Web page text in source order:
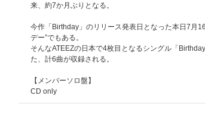
来、約7か月ぶりとなる。
今作「Birthday」のリリース発表日となった本日7月
デー”でもある。
そんなATEEZの日本で4枚目となるシングル「
た、計6曲が収録される。
【メンバーソロ盤】
CD only